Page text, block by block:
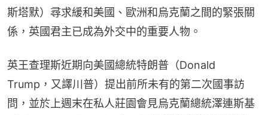
斯塔默）尋求緩和美國、歐洲和烏克蘭之間的緊張關
係，英國君主已成為外交中的重要人物。
英王查理斯近期向美國總統特朗普（Donald
Trump，又譯川普）提出前所未有的第二次國事訪
問，並於上週末在私人莊園會見烏克蘭總統澤連斯基